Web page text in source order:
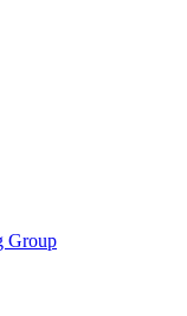
Group